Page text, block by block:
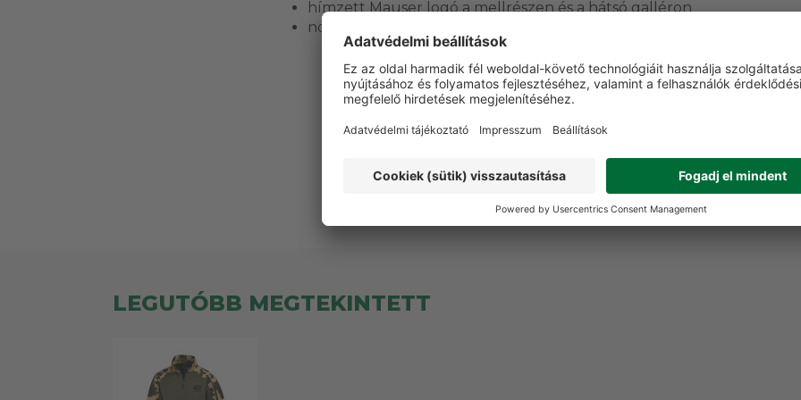
hímzett Mauser logó a mellrészen és a hátsó galléron
normál szabás
VÁSÁRLÓI VÉLEMÉNYEK
Ezt a terméket még senki nem értékelte. Legyen Ön az
Vélemény írása
LEGUTÓBB MEGTEKINTETT